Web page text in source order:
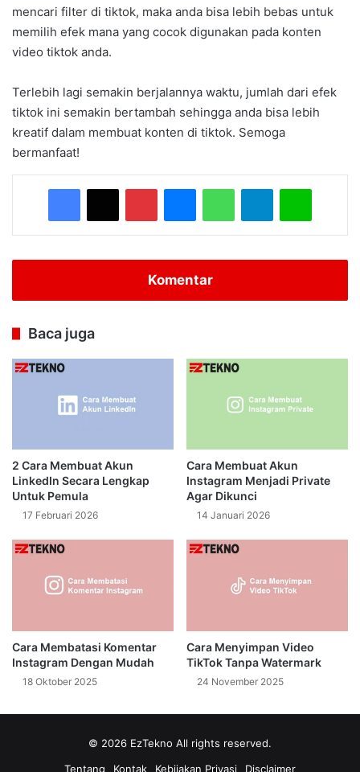
mencari filter di tiktok, maka anda bisa lebih bebas untuk
memilih efek mana yang cocok digunakan pada konten
video tiktok anda.
Terlebih lagi semakin berjalannya waktu, jumlah dari efek
tiktok ini semakin bertambah sehingga anda bisa lebih
kreatif dalam membuat konten di tiktok. Semoga
bermanfaat!
Facebook
X PinterestMessengerWhatsAppTelegramLine
Komentar
Baca juga
2 Cara Membuat Akun
LinkedIn Secara Lengkap
Untuk Pemula
17 Februari 2026
Cara Membuat Akun
Instagram Menjadi Private
Agar Dikunci
14 Januari 2026
Cara Membatasi Komentar
Instagram Dengan Mudah
18 Oktober 2025
Cara Menyimpan Video
TikTok Tanpa Watermark
24 November 2025
© 2026 EzTekno All rights reserved.
Tentang
Kontak Kebijakan Privasi Disclaimer